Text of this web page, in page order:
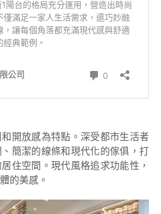
開放感為特點。深受都市生活者
簡潔的線條和現代化的傢俱，打
住空間。現代風格追求功能性，
的美感。